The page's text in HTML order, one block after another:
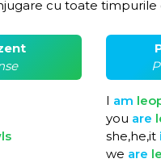
cu toate timpurile
I am
you are
she,he,it
we are